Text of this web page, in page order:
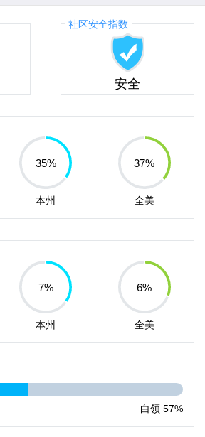
社区安全指数
安全
35%
本州
37%
全美
7%
本州
6%
全美
白领 57%